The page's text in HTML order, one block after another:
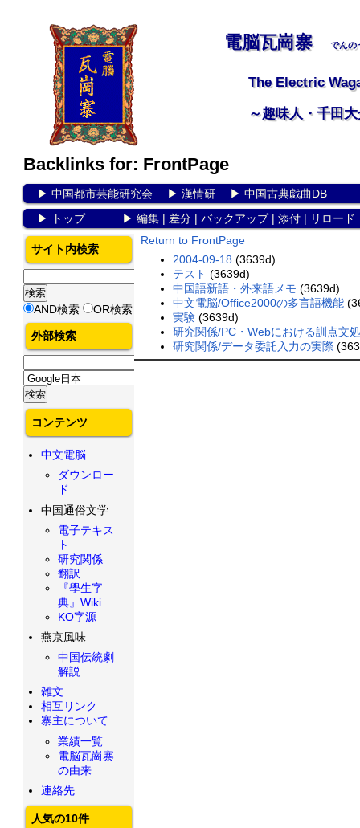
電脳瓦崗寨 でんの
The Electric
～趣味人・千田
Backlinks for: FrontPage
▶ 中国都市芸能研究会▶ 漢情研▶ 中国古典戯曲DB
▶
トップ▶ 編集| 差分| バックアップ| 添付| リロード
Return to FrontPage
2004-09-18 (3639d)
テスト (3639d)
中国語新語・外来語メモ (3639d)
中文電脳/Office2000の多言語機能
実験(3639d)
研究関係/PC・Webにおける訓点文
研究関係/データ委託入力の実際
サイト内検索
AND検索 OR検索
外部検索
コンテンツ
中文電脳
ダウンロー
ド
中国通俗文学
電子テキス
ト
研究関係
翻訳
『學生字
典』Wiki
KO字源
燕京風味
中国伝統劇
解説
雑文
相互リンク
寨主について
業績一覧
電脳瓦崗寨
の由来
連絡先
人気の10件